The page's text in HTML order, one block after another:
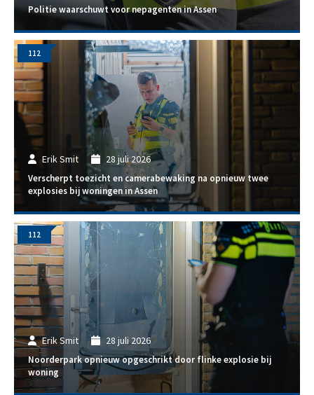
Politie waarschuwt voor nepagenten in Assen
Erik Smit 28 juli 2026
Verscherpt toezicht en camerabewaking na opnieuw twee
explosies bij woningen in Assen
112
Erik Smit 28 juli 2026
Noorderpark opnieuw opgeschrikt door flinke explosie bij
woning
112